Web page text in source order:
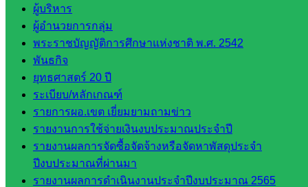
ผู้บริหาร
ผู้อำนวยการกลุ่ม
พระราชบัญญัติการศึกษาแห่งชาติ พ.ศ. 2542
พันธกิจ
ยุทธศาสตร์ 20 ปี
ระเบียบ/หลักเกณฑ์
รายการผอ.เขต เยี่ยมยามถามข่าว
รายงานการใช้จ่ายเงินงบประมาณประจำปี
รายงานผลการจัดซื้อจัดจ้างหรือจัดหาพัสดุประจำ
ปีงบประมาณที่ผ่านมา
รายงานผลการดำเนินงานประจำปีงบประมาณ 2565
สินทรัพย์
กลุ่มน
โยบาย
และแผน
กลุ่มส่ง
เสริมการ
จัดการ
ศึกษา
กลุ่ม
บริหาร
งาน